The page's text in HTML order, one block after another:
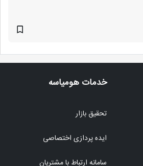
خدمات هومیاسه
تحقیق بازار
ایده پردازی اختصاصی
سامانه ارتباط با مشتریان